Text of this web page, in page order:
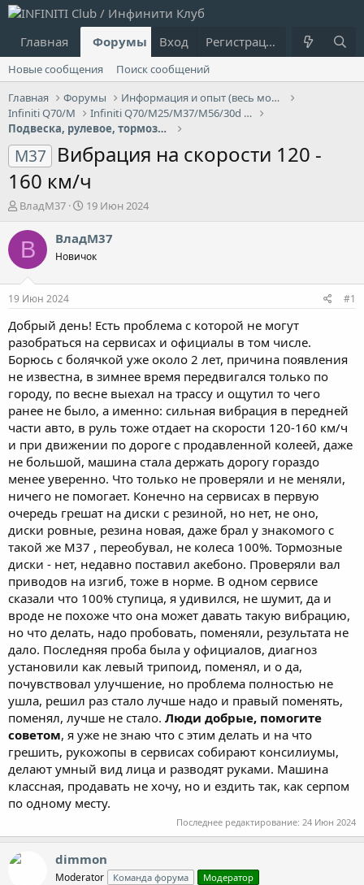
Главная Форумы Что нового?
Вход Регистрация
Новые сообщения
Поиск сообщений
Главная
Форумы
Информация и опыт (весь модельный ряд Infiniti)
Infiniti Q70/M
Infiniti Q70/M25/M37/М56/30d - 3G
Подвеска, рулевое, тормоза Infiniti Q70/M
M37 Вибрация на скорости 120 -
160 км/ч
А
т
о
р
е
м
ы
ВладМ37
Д
т
а
н
л
19 Июн 2024
В ВладМ37
Новичок
19 Июн 2024 #1
Добрый день! Есть проблема с которой не могут
разобраться на сервисах и официалы в том числе.
Борюсь с болячкой уже около 2 лет, причина появления
не известна, в зимнее время передвигался только по
городу, по весне выехал на трассу и ощутил то чего
ранее не было, а именно: сильная вибрация в передней
части авто, в руль тоже отдает на скорости 120-160 км/ч
и при движении по дороге с продавленной колеей, даже
не большой, машина стала держать дорогу гораздо
менее уверенно. Что только не проверяли и не меняли,
ничего не помогает. Конечно на сервисах в первую
очередь грешат на диски с резиной, но нет, не оно,
диски ровные, резина новая, даже брал у знакомого с
такой же М37 , переобувал, не колеса 100%. Тормозные
диски - нет, недавно поставил акебоно. Проверяли вал
приводов на изгиб, тоже в норме. В одном сервисе
сказали что 100% ступица, я удивился, не шумит, да и
вроде не похоже что она может давать такую вибрацию,
но что делать, надо пробовать, поменяли, результата не
дало. Последняя проба была у официалов, диагноз
установили как левый трипоид, поменял, и о да,
почувствовал улучшение, но проблема полностью не
ушла, решил раз стало лучше надо и правый поменять,
поменял, лучше не стало. Люди добрые, помогите
советом, я уже не знаю что с этим делать и на что
грешить, рукожопы в сервисах собирают консилиумы,
делают умный вид лица и разводят руками. Машина
классная, продавать не хочу, но и ездить так, как серпом
по одному месту.
Последнее редактирование: 24 Июн 2024
dimmon
Moderator Команда форума Модератор